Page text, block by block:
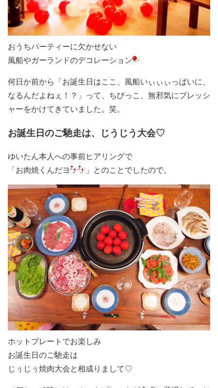
おうちパーティーに欠かせない
風船やガーランドのデコレーション
何日か前から「お誕生日はここ、風船いぃぃぃっぱいに、
なるんだよねぇ！？」って、ちびっこ、無邪気にプレッシ
ャーをかけてきていました。笑。
お誕生日のご馳走は、じうじう大会♡
ゆいたん本人への事前ヒアリングで
「お肉焼くんだヨ
」とのことでしたので。
ホットプレートでお楽しみ
お誕生日のご馳走は
じぅじぅ焼肉大会と相成りまして♡